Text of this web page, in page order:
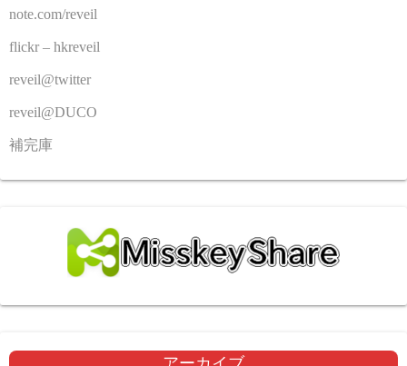
note.com/reveil
flickr – hkreveil
reveil@twitter
reveil@DUCO
補完庫